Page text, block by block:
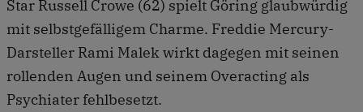
Star Russell Crowe (62) spielt Göring glaubwürdig
mit selbstgefälligem Charme. Freddie Mercury-
Darsteller Rami Malek wirkt dagegen mit seinen
rollenden Augen und seinem Overacting als
Psychiater fehlbesetzt.